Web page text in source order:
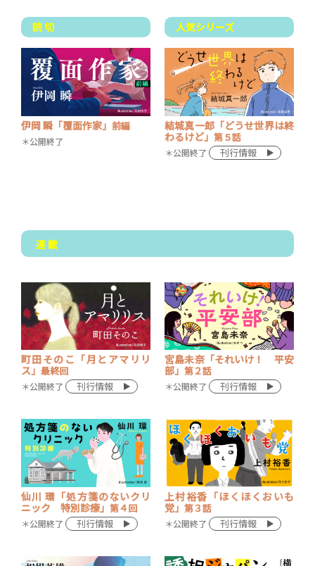
読 切
伊岡 瞬「覆面作家」 前編
＊公開終了
人気シリーズ
結城真一郎「どうせ世界は終
わるけど」 第５話
＊公開終了 刊行情報
連 載
町田そのこ「月とアマリリ
ス」 最終回
＊公開終了 刊行情報
宮島未奈「それいけ！ 平安
部」 第２話
＊公開終了 刊行情報
仙川 環「処方箋のないクリ
ニック 特別診療」 第４回
＊公開終了 刊行情報
上村裕香「ほくほくおいも
党」 第３話
＊公開終了 刊行情報